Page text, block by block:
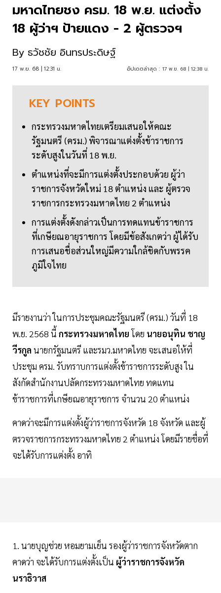
มหาดไทยชง ครม. 18 พ.ย. แต่งตั้ง
18 ผู้ว่าฯ ป้ายแดง - 2 ผู้ตรวจฯ
By ธวัชชัย อินทรประดิษฐ์
17 พ.ย. 68 | 12:31 น. อัปเดตล่าสุด : 17 พ.ย. 68 | 12:38 น.
KEY POINTS
กระทรวงมหาดไทยเตรียมเสนอให้คณะ
รัฐมนตรี (ครม.) พิจารณาแต่งตั้งข้าราชการ
ระดับสูงในวันที่ 18 พ.ย.
ตำแหน่งที่จะมีการแต่งตั้งประกอบด้วย ผู้ว่า
ราชการจังหวัดใหม่ 18 ตำแหน่ง และ ผู้ตรวจ
ราชการกระทรวงมหาดไทย 2 ตำแหน่ง
การแต่งตั้งดังกล่าวเป็นการทดแทนข้าราชการ
ที่เกษียณอายุราชการ โดยมีข้อสังเกตว่า ผู้ได้รับ
การเสนอชื่อส่วนใหญ่มีความใกล้ชิดกับพรรค
ภูมิใจไทย
มีรายงานว่า ในการประชุมคณะรัฐมนตรี (ครม.) วันที่ 18
พ.ย. 2568 นี้ กระทรวงมหาดไทยโดย นายอนุทิน ชาญ
วีรกูล นายกรัฐมนตรี และรมว.มหาดไทย จะเสนอให้ที่
ประชุม ครม. รับทราบการแต่งตั้งข้าราชการระดับสูง ใน
สังกัดสำนักงานปลัดกระทรวงมหาดไทย ทดแทน
ข้าราชการที่เกษียณอายุราชการ จำนวน 20 ตำแหน่ง
คาดว่าจะมีการแต่งตั้งผู้ว่าราชการจังหวัด 18 จังหวัด และผู้
ตรวจราชการกระทรวงมหาดไทย 2 ตำแหน่ง โดยมีรายชื่อที่
จะได้รับการแต่งตั้ง อาทิ
1. นายบุญช่วย หอมยามเย็น รองผู้ว่าราชการจังหวัดตาก
คาดว่า จะได้รับการแต่งตั้งเป็น ผู้ว่าราชการจังหวัด
นราธิวาส